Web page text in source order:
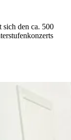
sich den ca. 500